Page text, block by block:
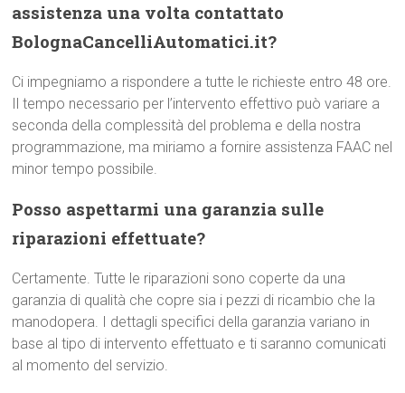
assistenza una volta contattato
BolognaCancelliAutomatici.it?
Ci impegniamo a rispondere a tutte le richieste entro 48 ore.
Il tempo necessario per l’intervento effettivo può variare a
seconda della complessità del problema e della nostra
programmazione, ma miriamo a fornire assistenza FAAC nel
minor tempo possibile.
Posso aspettarmi una garanzia sulle
riparazioni effettuate?
Certamente. Tutte le riparazioni sono coperte da una
garanzia di qualità che copre sia i pezzi di ricambio che la
manodopera. I dettagli specifici della garanzia variano in
base al tipo di intervento effettuato e ti saranno comunicati
al momento del servizio.